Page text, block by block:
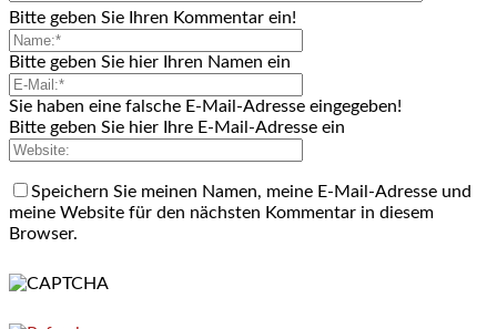
Bitte geben Sie Ihren Kommentar ein!
Bitte geben Sie hier Ihren Namen ein
Sie haben eine falsche E-Mail-Adresse eingegeben!
Bitte geben Sie hier Ihre E-Mail-Adresse ein
Speichern Sie meinen Namen, meine E-Mail-Adresse und
meine Website für den nächsten Kommentar in diesem
Browser.